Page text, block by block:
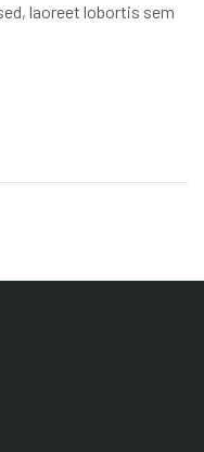
laoreet lobortis sem